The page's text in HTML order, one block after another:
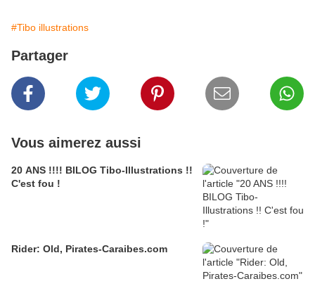
#Tibo illustrations
Partager
Vous aimerez aussi
20 ANS !!!! BILOG Tibo-Illustrations !!
C'est fou !
Rider: Old, Pirates-Caraibes.com